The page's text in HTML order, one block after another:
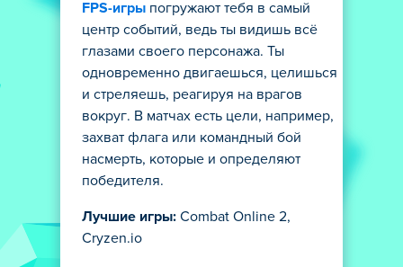
FPS-игры погружают тебя в самый
центр событий, ведь ты видишь всё
глазами своего персонажа. Ты
одновременно двигаешься, целишься
и стреляешь, реагируя на врагов
вокруг. В матчах есть цели, например,
захват флага или командный бой
насмерть, которые и определяют
победителя.
Лучшие игры: Combat Online 2,
Cryzen.io